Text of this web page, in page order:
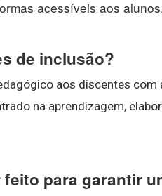
acessíveis aos
de inclusão?
aos discentes
na aprendizagem,
feito para garantir